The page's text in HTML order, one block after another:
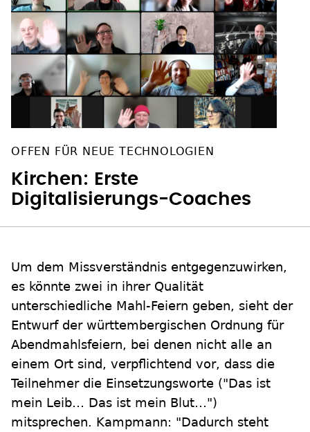
OFFEN FÜR NEUE TECHNOLOGIEN
Kirchen: Erste
Digitalisierungs-Coaches
Um dem Missverständnis entgegenzuwirken,
es könnte zwei in ihrer Qualität
unterschiedliche Mahl-Feiern geben, sieht der
Entwurf der württembergischen Ordnung für
Abendmahlsfeiern, bei denen nicht alle an
einem Ort sind, verpflichtend vor, dass die
Teilnehmer die Einsetzungsworte ("Das ist
mein Leib… Das ist mein Blut…")
mitsprechen. Kampmann: "Dadurch steht